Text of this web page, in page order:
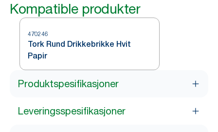
Kompatible produkter
470246
Tork Rund Drikkebrikke Hvit
Papir
Produktspesifikasjoner
Leveringsspesifikasjoner